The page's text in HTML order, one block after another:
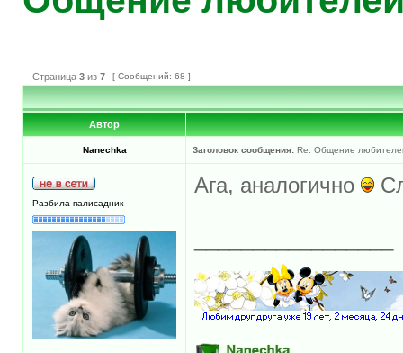
Страница 3 из 7 [ Сообщений: 68 ]
Автор
Nanechka Заголовок сообщения: Re: Общение
Разбила палисадник
Ага, аналогично